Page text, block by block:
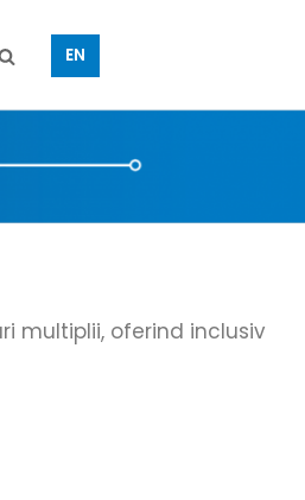
EN
multiplii, oferind inclusiv